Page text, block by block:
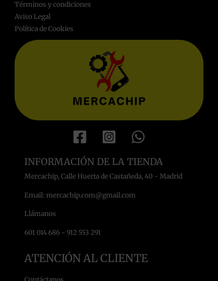
Términos y condiciones
Aviso Legal
Política de Cookies
INFORMACIÓN DE LA TIENDA
Mercachip, Calle Huerta de Castañeda, 40 - Madrid
Email: mercachip.com@gmail.com
Llámanos
601 014 686 - 912 553 291
ATENCIÓN AL CLIENTE